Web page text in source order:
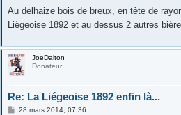
Au delhaize bois de breux, en tête de
Liègeoise 1892 et au dessus 2 autres
JoeDalton
Donateur
Re: La Liégeoise 1892 enfin là...
M28 mars 2014, 07:36